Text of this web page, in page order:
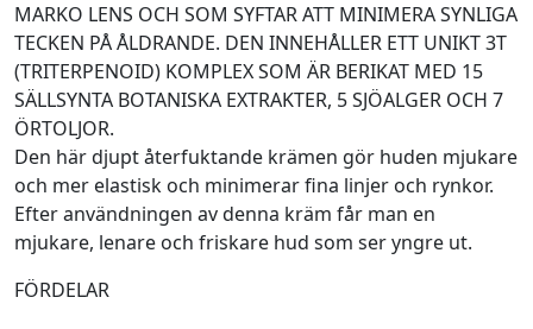
MARKO LENS OCH SOM SYFTAR ATT MINIMERA SYNLIGA
TECKEN PÅ ÅLDRANDE. DEN INNEHÅLLER ETT UNIKT 3T
(TRITERPENOID) KOMPLEX SOM ÄR BERIKAT MED 15
SÄLLSYNTA BOTANISKA EXTRAKTER, 5 SJÖALGER OCH 7
ÖRTOLJOR.
Den här djupt återfuktande krämen gör huden mjukare
och mer elastisk och minimerar fina linjer och rynkor.
Efter användningen av denna kräm får man en
mjukare, lenare och friskare hud som ser yngre ut.
FÖRDELAR